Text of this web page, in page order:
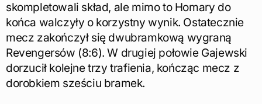
skompletowali skład, ale mimo to Homary do
końca walczyły o korzystny wynik. Ostatecznie
mecz zakończył się dwubramkową wygraną
Revengersów (8:6). W drugiej połowie Gajewski
dorzucił kolejne trzy trafienia, kończąc mecz z
dorobkiem sześciu bramek.